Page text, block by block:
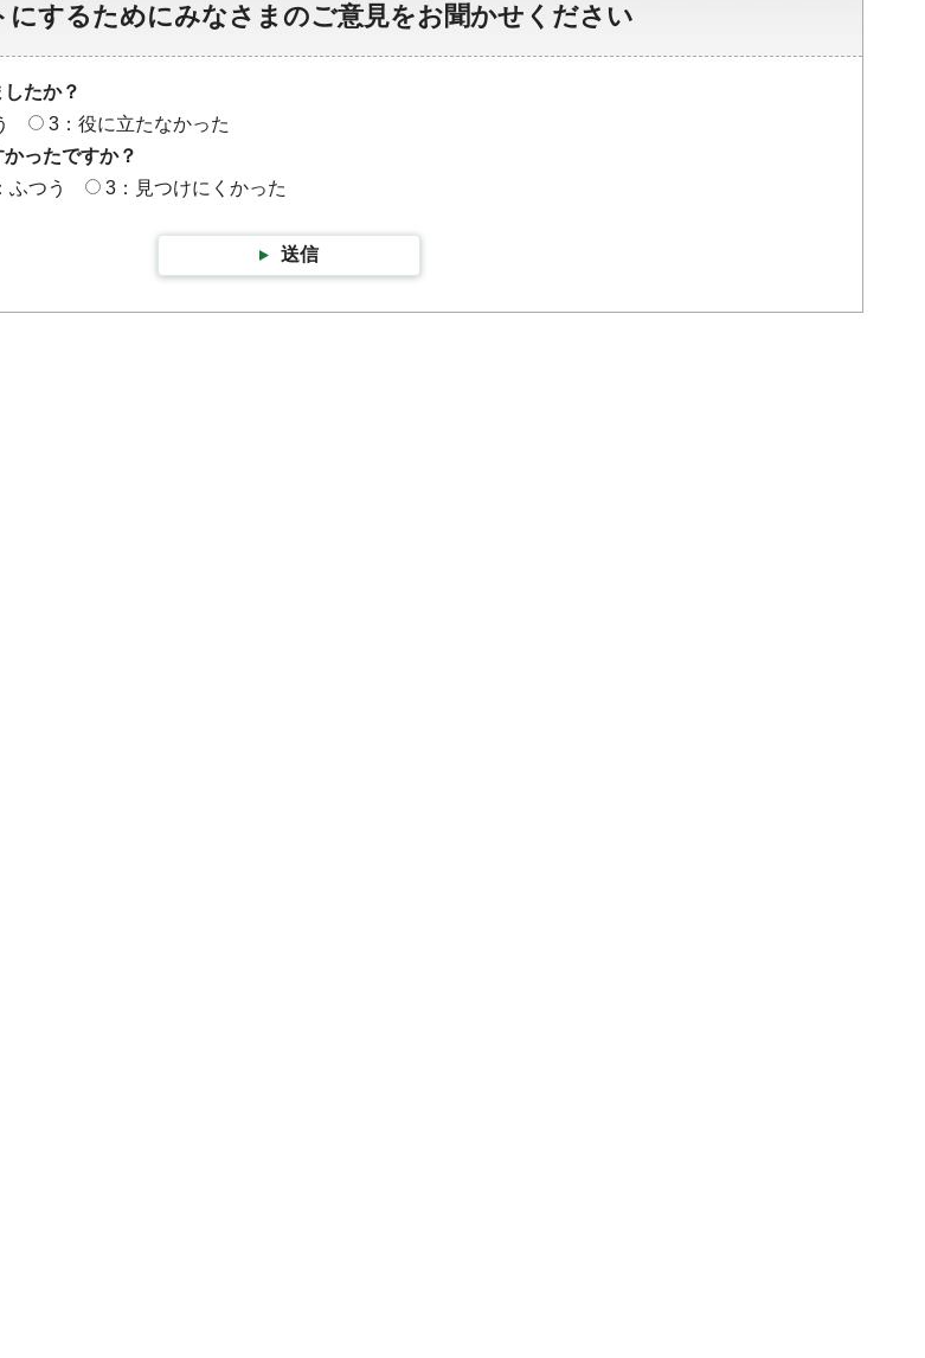
にするためにみなさまのご意見をお聞かせください
たか？
3：役に立たなかった
ったですか？
ふつう 3：見つけにくかった
送信